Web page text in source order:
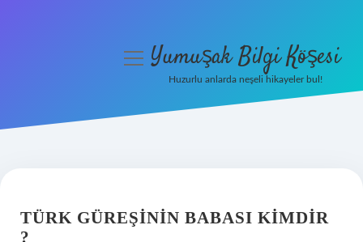
Hakkımızda
menüyüYumuşak Bilgi Köşesi
Huzurlu anlarda neşeli hikayeler bul!
TÜRK GÜREŞININ BABASI KIMDIR
?